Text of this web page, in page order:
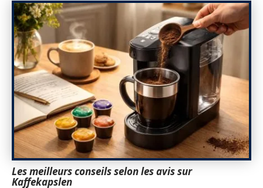
Les meilleurs conseils selon les avis sur
Kaffekapslen